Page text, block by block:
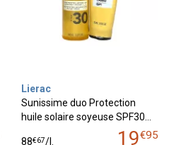
Lierac
Sunissime duo Protection
huile solaire soyeuse SPF30…
19€95
88€67/